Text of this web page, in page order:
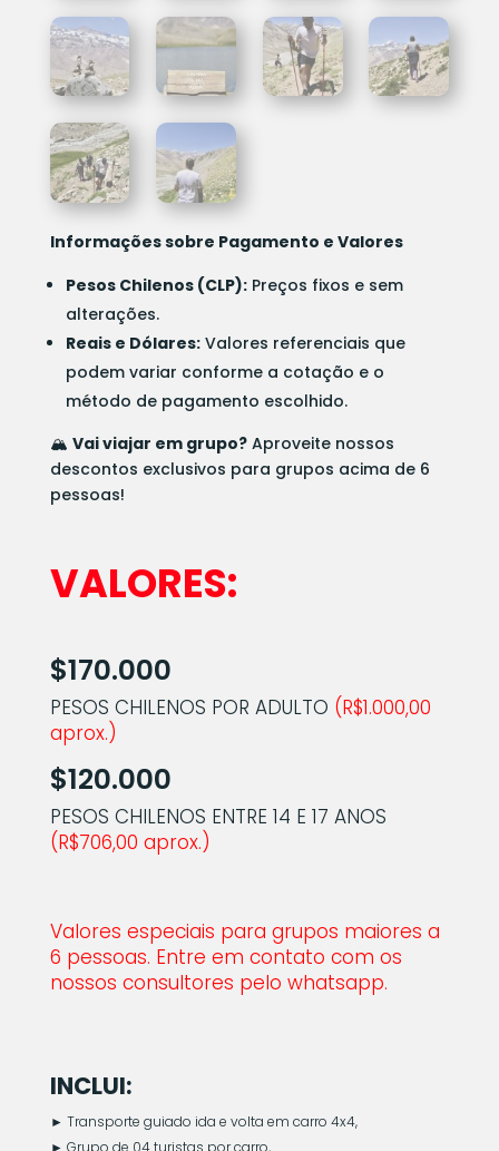
Informações sobre Pagamento e Valores
Pesos Chilenos (CLP):Preços fixos e sem
alterações.
Reais e Dólares:Valores referenciais que
podem variar conforme a cotação e o
método de pagamento escolhido.
🏔️ Vai viajar em grupo?Aproveite nossos
descontos exclusivos para grupos acima de 6
pessoas!
VALORES:
$170.000
PESOS CHILENOS POR ADULTO (R$1.000,00
aprox.)
$120.000
PESOS CHILENOS ENTRE 14 E 17 ANOS
(R$706,00 aprox.)
Valores especiais para grupos maiores a
6 pessoas. Entre em contato com os
nossos consultores pelo whatsapp.
INCLUI:
► Transporte guiado ida e volta em carro 4x4,
► Grupo de 04 turistas por carro,